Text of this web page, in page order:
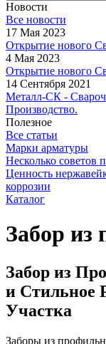
Новости
Все новости
17 Мая 2023
Открытие нового
4 Мая 2023
Открытие нового
14 Сентября 2021
Металл-СК -
Производство.
Полезное
Все статьи
Марки арматуры
Несколько советов
Ценность
коррозии
Каталог
Забор из
Забор из
и Стильное
Участка
Заборы из